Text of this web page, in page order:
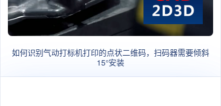
如何识别气动打标机打印的点状二维码，扫码器需要倾斜
15°安装